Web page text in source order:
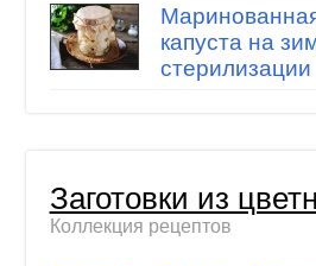
капуста на
стерилизации
Заготовки из
Коллекция рецептов